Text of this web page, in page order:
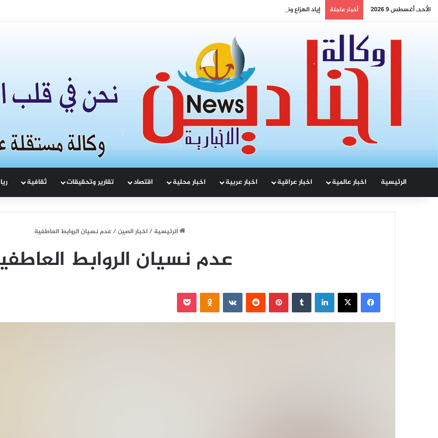
الأحد, أغسطس 9 2026 أخبار عاجلة إياد الهزاع ونواف سلام: من معالجة ملفات السوريين إلى بناء شراكة سورية–لبنانية
الرئيسية اخبار عالمية اخبار عراقية اخبار عربية اخبار محلية اقتصاد تقارير وتحقيقات ثقافية
الرئيسية / اخبار الصين/ عدم نسيان الروابط العاطفية
عدم نسيان الروابط
فيسبوك ‫X لينكدإن بينتيريست